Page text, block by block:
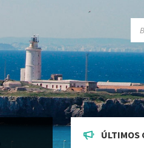
ÚLTIMOS